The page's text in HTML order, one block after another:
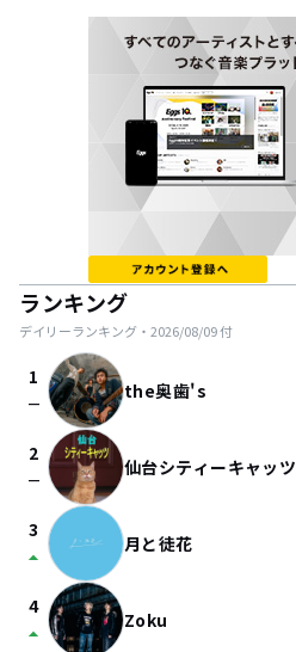
ランキング
デイリーランキング・ 2026/08/09付
1
check_indeterminate_small the奥歯's
2
check_indeterminate_small 仙台シティーキャッツ
3
arrow_drop_up 月と徒花
4
arrow_drop_up Zoku